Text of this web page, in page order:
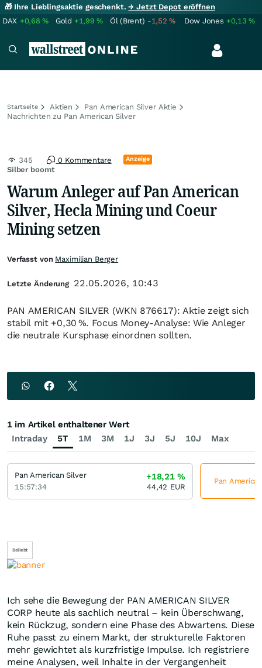
🎁 Ihre Lieblingsaktie geschenkt.→ Jetzt Depot eröffnen
DAX +0,68% Gold +1,99% Öl (Brent) -1,52% Dow Jones +0,13%
Startseite Aktien
Pan American Silver Aktie
Nachrichten zu Pan American Silver
Silber boomt
345 0 Kommentare Anzeige
Warum Anleger auf Pan American
Silver, Hecla Mining und Coeur
Mining setzen
PAN AMERICAN SILVER (WKN 876617): Aktie zeigt sich
stabil mit +0,30 %. Focus Money-Analyse: Wie Anleger
die neutrale Kursphase einordnen sollten.
Beliebt
Ich sehe die Bewegung der PAN AMERICAN SILVER
CORP heute als sachlich neutral – kein Überschwang,
kein Rückzug, sondern eine Phase des Abwartens. Diese
Ruhe passt zu einem Markt, der strukturelle Faktoren
mehr gewichtet als kurzfristige Impulse. Ich registriere
meine Analysen, weil Inhalte in der Vergangenheit
Verfasst von Maximilian Berger
Letzte Änderung 22.05.2026, 10:43
Intraday 5T 1M 3M 1J 3J 5J 10J Max
1 im Artikel enthaltener Wert
Pan American Silver
15:57:34
+18,21%
44,42 EUR
Pan